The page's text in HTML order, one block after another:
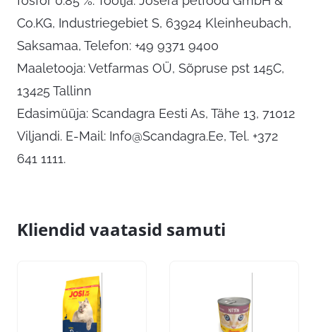
Co.KG, Industriegebiet S, 63924 Kleinheubach,
Saksamaa, Telefon: +49 9371 9400
Maaletooja: Vetfarmas OÜ, Sõpruse pst 145C,
13425 Tallinn
Edasimüüja: Scandagra Eesti As, Tähe 13, 71012
Viljandi. E-Mail: Info@Scandagra.Ee, Tel. +372
641 1111.
Kliendid vaatasid samuti